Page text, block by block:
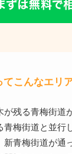
てこんなエリ
が残る青梅街道
青梅街道と並行
青梅街道が通